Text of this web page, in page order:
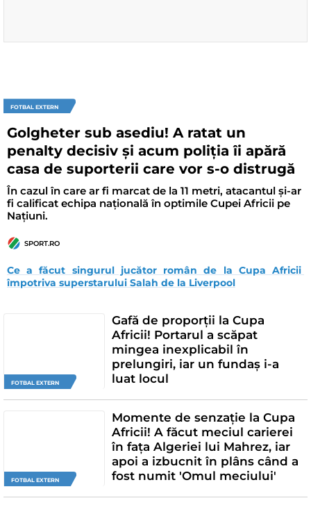
FOTBAL EXTERN
Golgheter sub asediu! A ratat un
penalty decisiv și acum poliția îi apără
casa de suporterii care vor s-o distrugă
În cazul în care ar fi marcat de la 11 metri, atacantul și-ar
fi calificat echipa națională în optimile Cupei Africii pe
Națiuni.
SPORT.RO
Ce a făcut singurul jucător român de la Cupa Africii
împotriva superstarului Salah de la Liverpool
FOTBAL EXTERN
Gafă de proporții la Cupa
Africii! Portarul a scăpat
mingea inexplicabil în
prelungiri, iar un fundaș i-a
luat locul
FOTBAL EXTERN
Momente de senzație la Cupa
Africii! A făcut meciul carierei
în fața Algeriei lui Mahrez, iar
apoi a izbucnit în plâns când a
fost numit 'Omul meciului'